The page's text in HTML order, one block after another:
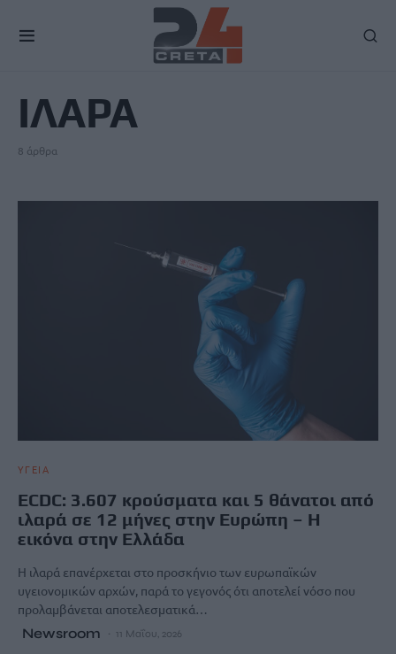
ΙΛΑΡΑ
8 άρθρα
ΥΓΕΙΑ
ECDC: 3.607 κρούσματα και 5 θάνατοι από
ιλαρά σε 12 μήνες στην Ευρώπη – Η
εικόνα στην Ελλάδα
Η ιλαρά επανέρχεται στο προσκήνιο των ευρωπαϊκών
υγειονομικών αρχών, παρά το γεγονός ότι αποτελεί νόσο που
προλαμβάνεται αποτελεσματικά…
Newsroom 11 Μαΐου, 2026